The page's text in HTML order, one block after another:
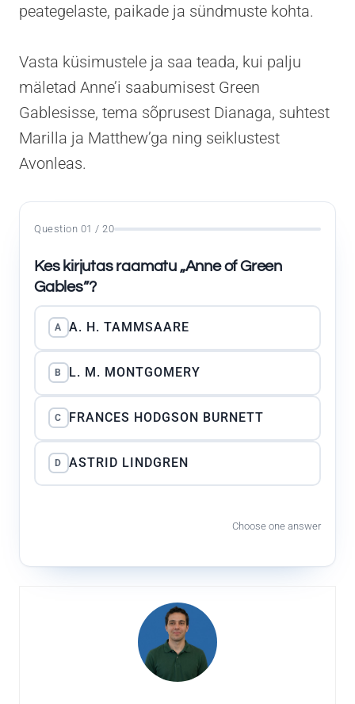
peategelaste, paikade ja sündmuste kohta.
Vasta küsimustele ja saa teada, kui palju
mäletad Anne’i saabumisest Green
Gablesisse, tema sõprusest Dianaga, suhtest
Marilla ja Matthew’ga ning seiklustest
Avonleas.
Question 01 / 20
Kes kirjutas raamatu „Anne of Green
Gables”?
A A. H. TAMMSAARE
B L. M. MONTGOMERY
C FRANCES HODGSON BURNETT
D ASTRID LINDGREN
Choose one answer